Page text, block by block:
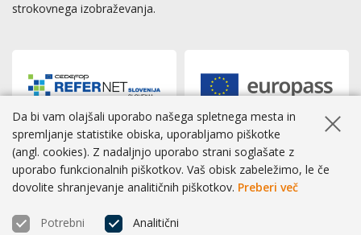
strokovnega izobraževanja.
Dostopnost|Zasebnost|Piškotki
Skrij
Da bi vam olajšali uporabo našega spletnega mesta in
spremljanje statistike obiska, uporabljamo piškotke
(angl. cookies). Z nadaljnjo uporabo strani soglašate z
uporabo funkcionalnih piškotkov. Vaš obisk zabeležimo, le če
dovolite shranjevanje analitičnih piškotkov. Preberi več
Potrebni Analitični